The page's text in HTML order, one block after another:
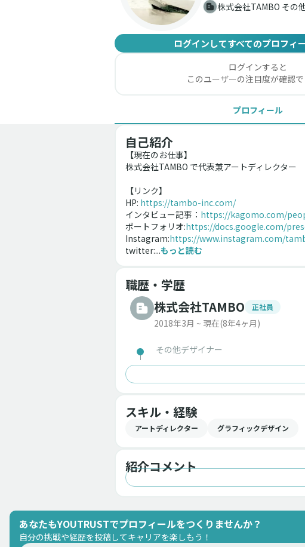
株式会社TAMBO その
ログインしてすべてのプロフィ
ログインすると
このユーザーの注目度が確認
プロフィール
自己紹介
【現在のお仕事】
株式会社TAMBO で代表兼アートディレクター
【リンク】
HP: https://tambo-inc.com/
インタビュー記事： https://kagomo.com/
ポートフォリオ:https://docs.google.com/
Instagram:https://www.instagram.com/
twitter:...もっと読む
職歴・学歴
株式会社TAMBO
正社員
2018年3月 ~ 現在(8年4ヶ月)
その他デザイナー
スキル・経験
アートディレクター グラフィックデザイン
紹介コメント
あなたもYOUTRUSTでプロフィールをつくりませんか？
自分の挑戦や経歴を投稿してキャリアを楽しもう！